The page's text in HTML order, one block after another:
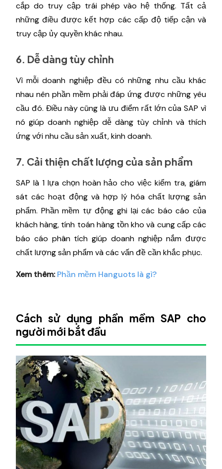
cắp do truy cập trái phép vào hệ thống. Tất cả
những điều được kết hợp các cấp độ tiếp cận và
truy cập ủy quyền khác nhau.
6. Dễ dàng tùy chỉnh
Vì mỗi doanh nghiệp đều có những nhu cầu khác
nhau nên phần mềm phải đáp ứng được những yêu
cầu đó. Điều này cũng là ưu điểm rất lớn của SAP vì
nó giúp doanh nghiệp dễ dàng tùy chỉnh và thích
ứng với nhu cầu sản xuất, kinh doanh.
7. Cải thiện chất lượng của sản phẩm
SAP là 1 lựa chọn hoàn hảo cho việc kiểm tra, giám
sát các hoạt động và hợp lý hóa chất lượng sản
phẩm. Phần mềm tự động ghi lại các báo cáo của
khách hàng, tính toán hàng tồn kho và cung cấp các
báo cáo phân tích giúp doanh nghiệp nắm được
chất lượng sản phẩm và các vấn đề cần khắc phục.
Xem thêm: Phần mềm Hanguots là gì?
Cách sử dụng phần mềm SAP cho
người mới bắt đầu